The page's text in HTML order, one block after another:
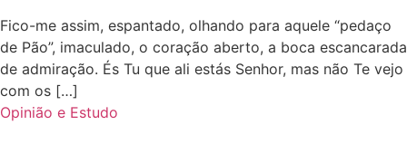
Fico-me assim, espantado, olhando para aquele “pedaço
de Pão”, imaculado, o coração aberto, a boca escancarada
de admiração. És Tu que ali estás Senhor, mas não Te vejo
com os […]
Opinião e Estudo